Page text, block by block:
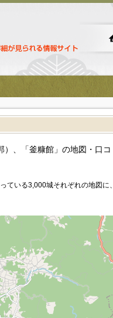
、「釜糠館」の地図・口コ
ている3,000城それぞれの地図に、